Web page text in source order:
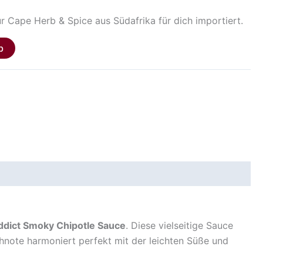
Cape Herb & Spice aus Südafrika für dich importiert.
Smoky Chipotle Sauce. Diese vielseitige Sauce
harmoniert perfekt mit der leichten Süße und